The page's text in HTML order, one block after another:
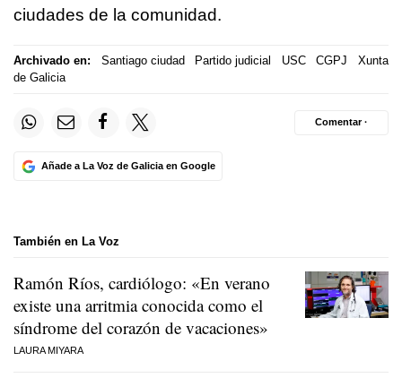
ciudades de la comunidad.
Archivado en: Santiago ciudad Partido judicial USC CGPJ
Xunta
de Galicia
Añade a La Voz de Galicia en Google
Comentar ·
También en La Voz
Ramón Ríos, cardiólogo: «En verano
existe una arritmia conocida como el
síndrome del corazón de vacaciones»
LAURA MIYARA